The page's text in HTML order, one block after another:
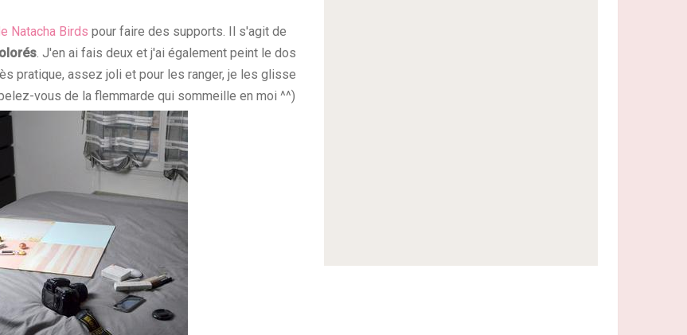
Natacha Birds pour faire des supports. Il s'agit de
. J'en ai fais deux et j'ai également peint le dos
pratique, assez joli et pour les ranger, je les glisse
vous de la flemmarde qui sommeille en moi ^^)